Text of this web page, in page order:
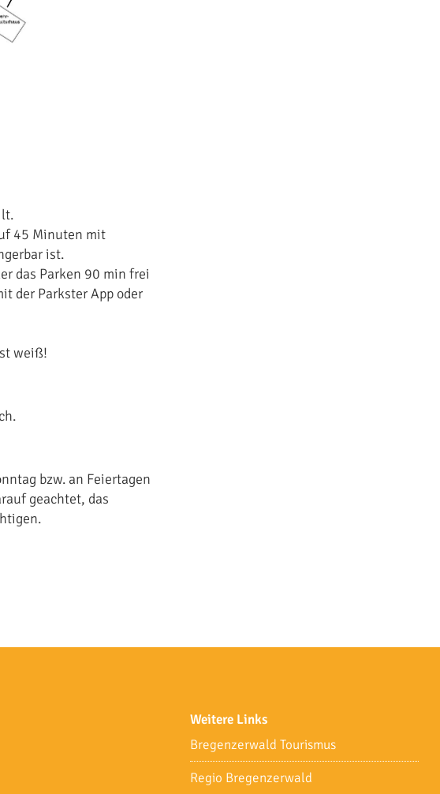
45 Minuten mit
ist.
das Parken 90 min frei
der Parkster App oder
weiß!
bzw. an Feiertagen
geachtet, das
Weitere Links
Bregenzerwald Tourismus
Regio Bregenzerwald